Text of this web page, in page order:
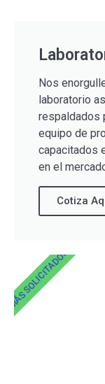
Nos
laboratorio
respaldados
equipo de
capacitados
en el
Cotiza
MÁS SOLICITADOS